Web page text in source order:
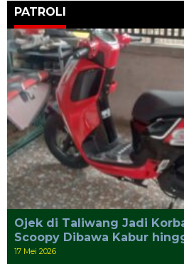
PATROLI
Ojek di Taliwang Jadi
Scoopy Dibawa Kabur
17 Mei 2026